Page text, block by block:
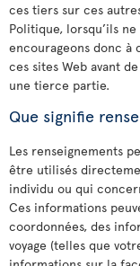
ces tiers sur ces
Politique, lorsqu’ils
encourageons donc
ces sites Web avant
une tierce partie.
Que signifie
Les renseignements
être utilisés
individu ou qui
Ces informations
coordonnées, des
voyage (telles que